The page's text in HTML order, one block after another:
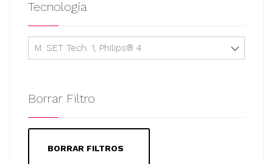
Tecnología
M. SET Tech. 1, Philips® 4
Borrar Filtro
BORRAR FILTROS